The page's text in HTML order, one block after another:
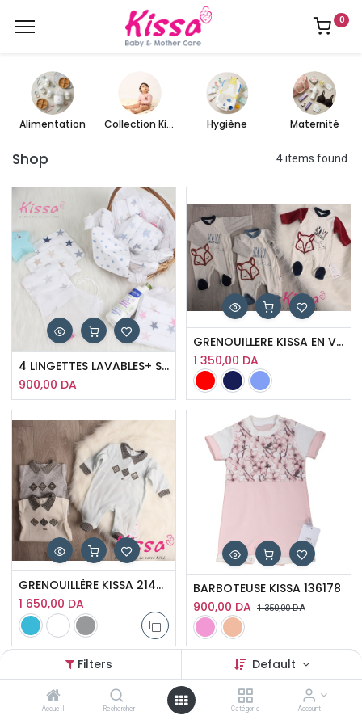
Filters Default
Accueil Rechercher Catégorie Account
0
Alimentation Collection Kissa Hygiène Maternité
Shop 4 items found.
4 LINGETTES LAVABLES+ SAC DE LAVAGE Kissa
900,00 DA
GRENOUILLERE KISSA EN VELOURS YOU CAN MOVE MOUNTAINS
1 350,00 DA
GRENOUILLÈRE KISSA 214057 G
1 650,00 DA
BARBOTEUSE KISSA 136178
900,00 DA 1 350,00DA